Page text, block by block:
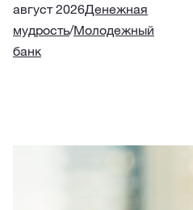
август 2026Денежная
мудрость/Молодежный
банк